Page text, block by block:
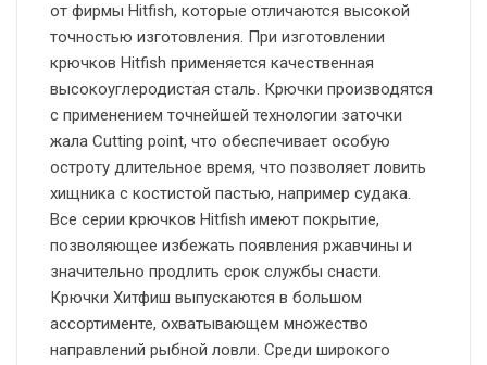
от фирмы Hitfish, которые отличаются высокой
точностью изготовления. При изготовлении
крючков Hitfish применяется качественная
высокоуглеродистая сталь. Крючки производятся
с применением точнейшей технологии заточки
жала Cutting point, что обеспечивает особую
остроту длительное время, что позволяет ловить
хищника с костистой пастью, например судака.
Все серии крючков Hitfish имеют покрытие,
позволяющее избежать появления ржавчины и
значительно продлить срок службы снасти.
Крючки Хитфиш выпускаются в большом
ассортименте, охватывающем множество
направлений рыбной ловли. Среди широкого